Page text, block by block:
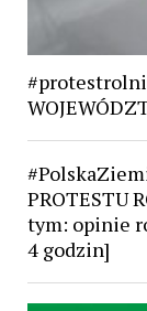
PROTESTU
tym: opinie
4 godzin]